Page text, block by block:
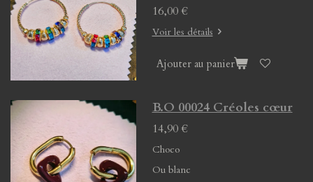
16,00 €
Voir les détails
Ajouter au panier
B.O 00024 Créoles cœur
14,90 €
Choco
Ou blanc